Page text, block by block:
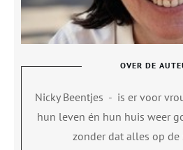
OVER DE
Nicky Beentjes - is er voor
hun leven én hun huis weer
zonder dat alles op de